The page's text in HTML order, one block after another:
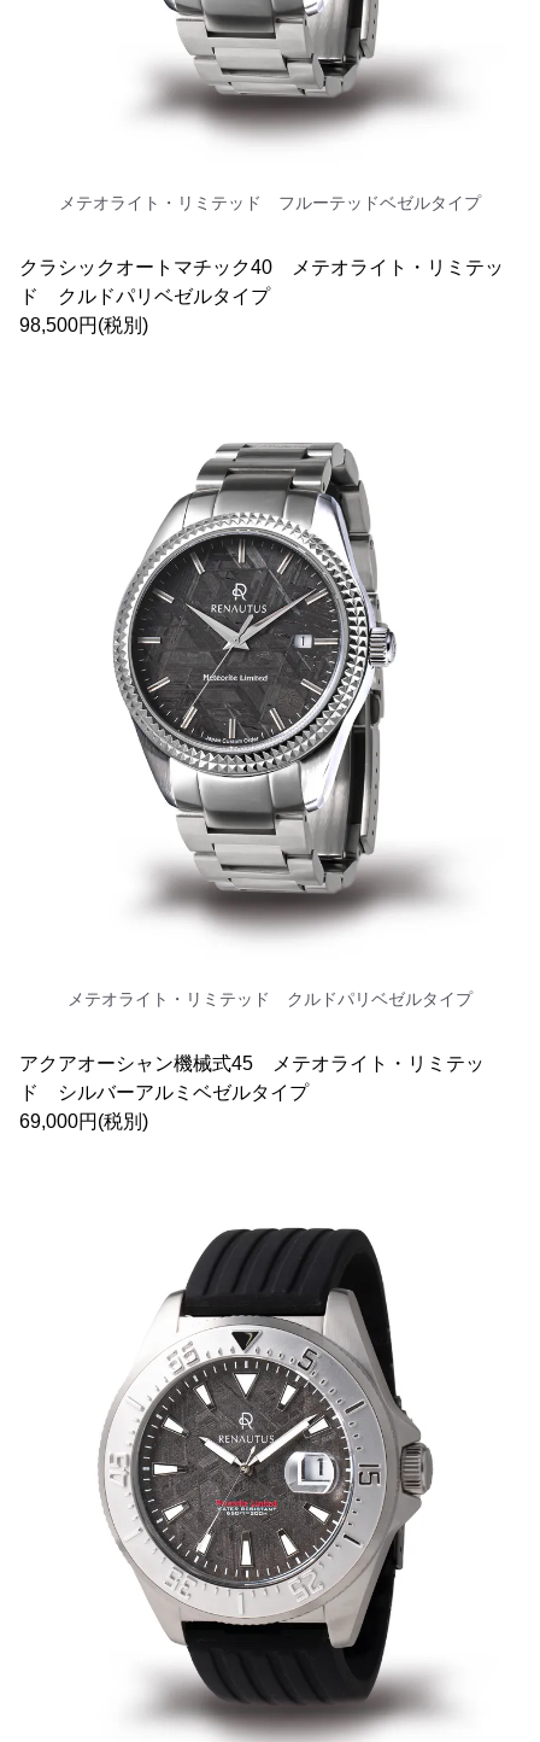
メテオライト・リミテッド フルーテッドベゼルタイプ
クラシックオートマチック40 メテオライト・リミテッ
ド クルドパリベゼルタイプ
98,500円(税別)
メテオライト・リミテッド クルドパリベゼルタイプ
アクアオーシャン機械式45 メテオライト・リミテッ
ド シルバーアルミベゼルタイプ
69,000円(税別)